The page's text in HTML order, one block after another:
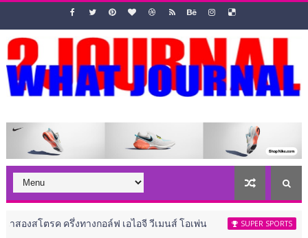
ทางกอล์ฟ เอไอจี วีเมนส์ โอเพ่น SUPER SPORTS “อาฒยา” เปิด 7